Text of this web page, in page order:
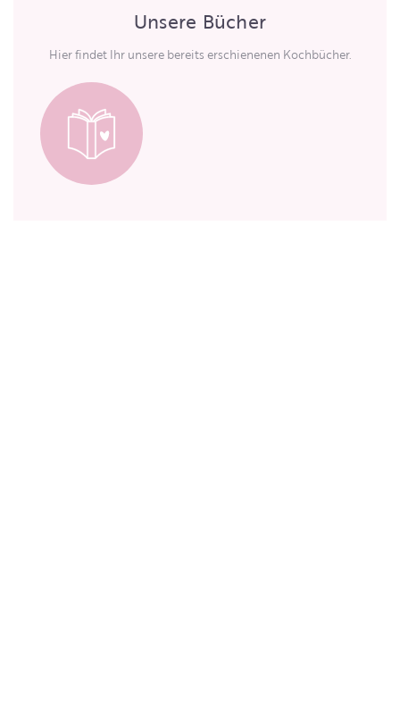
Unsere Bücher
Hier findet Ihr unsere bereits erschienenen Kochbücher.